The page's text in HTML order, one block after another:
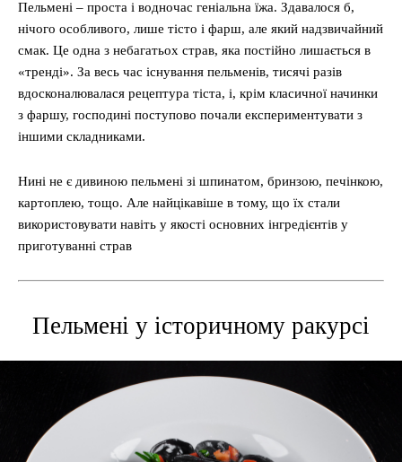
Пельмені – проста і водночас геніальна їжа. Здавалося б,
нічого особливого, лише тісто і фарш, але який надзвичайний
смак. Це одна з небагатьох страв, яка постійно лишається в
«тренді». За весь час існування пельменів, тисячі разів
вдосконалювалася рецептура тіста, і, крім класичної начинки
з фаршу, господині поступово почали експериментувати з
іншими складниками.
Нині не є дивиною пельмені зі шпинатом, бринзою, печінкою,
картоплею, тощо. Але найцікавіше в тому, що їх стали
використовувати навіть у якості основних інгредієнтів у
приготуванні страв
Пельмені у історичному ракурсі